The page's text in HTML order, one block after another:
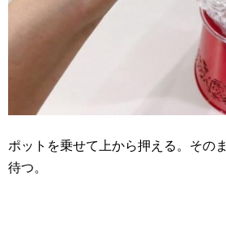
ポットを乗せて上から押える。その
待つ。